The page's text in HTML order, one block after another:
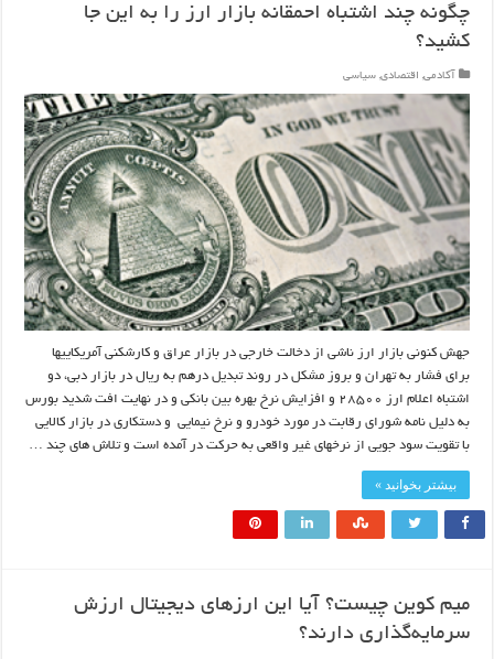
چگونه چند اشتباه احمقانه بازار ارز را به این جا
کشید؟
آکادمی, اقتصادی, سیاسی
جهش کنونی بازار ارز ناشی از دخالت خارجی در بازار عراق و کارشکنی آمریکاییها
برای فشار به تهران و بروز مشکل در روند تبدیل درهم به ریال در بازار دبی، دو
اشتباه اعلام ارز ۲۸۵۰۰ و افزایش نرخ بهره بین بانکی و در نهایت افت شدید بورس
به دلیل نامه شورای رقابت در مورد خودرو و نرخ نیمایی و دستکاری در بازار کالایی
با تقویت سود جویی از نرخهای غیر واقعی به حرکت در آمده است و تلاش های چند …
بیشتر بخوانید »
میم کوین چیست؟ آیا این ارزهای دیجیتال ارزش
سرمایه‌گذاری دارند؟